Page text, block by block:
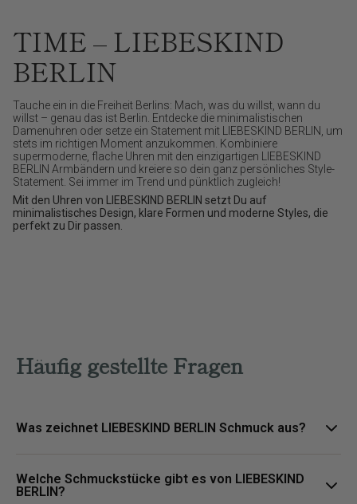
TIME – LIEBESKIND
BERLIN
Tauche ein in die Freiheit Berlins: Mach, was du willst, wann du
willst – genau das ist Berlin. Entdecke die minimalistischen
Damenuhren oder setze ein Statement mit LIEBESKIND BERLIN, um
stets im richtigen Moment anzukommen. Kombiniere
supermoderne, flache Uhren mit den einzigartigen LIEBESKIND
BERLIN Armbändern und kreiere so dein ganz persönliches Style-
Statement. Sei immer im Trend und pünktlich zugleich!
Mit den Uhren von LIEBESKIND BERLIN setzt Du auf
minimalistisches Design, klare Formen und moderne Styles, die
perfekt zu Dir passen.
Häufig gestellte Fragen
Was zeichnet LIEBESKIND BERLIN Schmuck aus?
Formen und vielseitige Styles, die moderne Outfits stilvoll
ergänzen.
Welche Schmuckstücke gibt es von LIEBESKIND
BERLIN?